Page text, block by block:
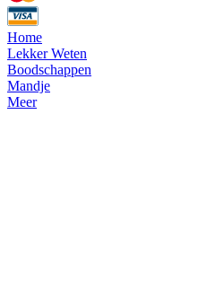
Home
Lekker Weten
Boodschappen
Mandje
Meer